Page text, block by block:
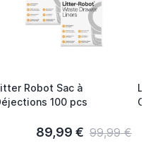
Robot Sac à
100 pcs
89,99 € 99,99 €